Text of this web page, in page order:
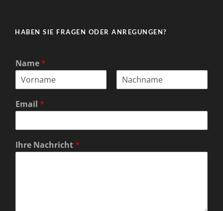
HABEN SIE FRAGEN ODER ANREGUNGEN?
Name*
o
r
m
e
a
Email *
Ihre Nachricht*